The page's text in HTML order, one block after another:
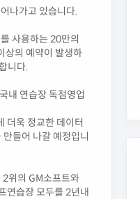
나가고 있습니다.
사용하는 20만의
상의 예약이 발생하
니다.
내 연습장 독점영업
더욱 정교한 데이터
들어 나갈 예정입니
위의 GM소프트와
연습장 모두를 2년내